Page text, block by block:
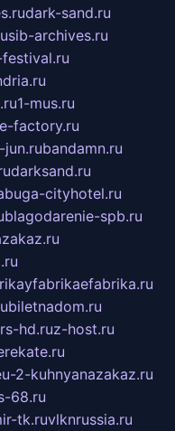
dark-sand.ru
sib-archives.ru
1-mus.ru
factory.ru
jun.rubandamn.ru
darksand.ru
cityhotel.ru
blagodarenie-spb.ru
biletnadom.ru
hd.ruz-host.ru
2-kuhnyanazakaz.ru
68.ru
tk.ruvlknrussia.ru